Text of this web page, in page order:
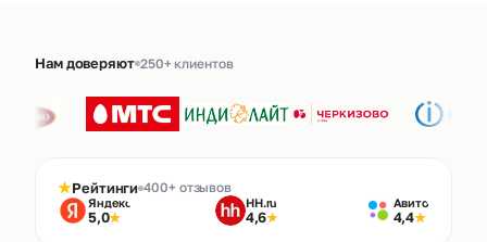
Нам доверяют 250+ клиентов
★Рейтинги 400+ отзывов
Яндекс
5,0★
HH.ru
4,6★
Авито
4,4★